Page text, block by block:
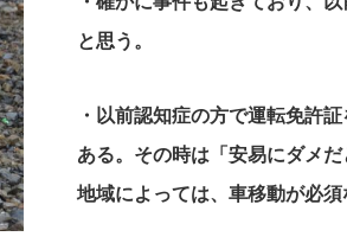
と思う。
・以前認知症の方で運転免許
ある。その時は「安易にダメ
地域によっては、車移動が必須